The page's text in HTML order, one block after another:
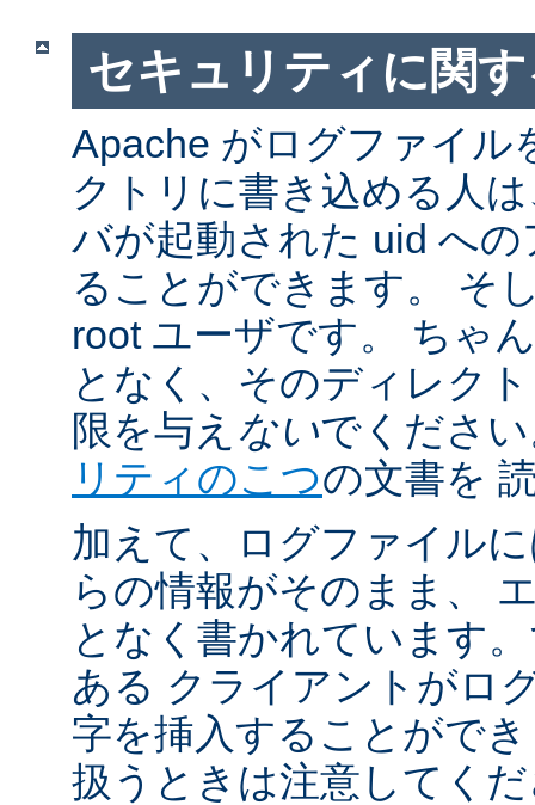
セキュリティに関
Apache がログファイル
クトリに書き込める人
バが起動された uid へ
ることができます。 そ
root ユーザです。 ちゃ
となく、そのディレク
限を与え ないでくださ
リティのこつの文書を
加えて、ログファイル
らの情報がそのまま、
となく書かれています
ある クライアントがロ
字を挿入することがで
扱うときは注意してく